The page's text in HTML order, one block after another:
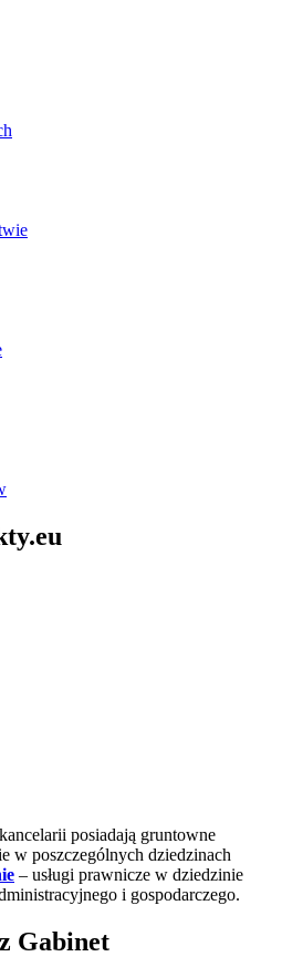
posiadają gruntowne
w poszczególnych dziedzinach
– usługi prawnicze w dziedzinie
i gospodarczego.
Gabinet